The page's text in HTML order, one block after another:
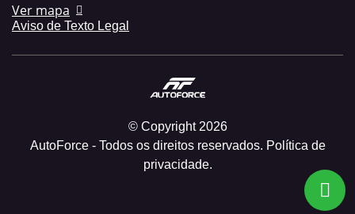
Ver mapa
Aviso de Texto Legal
© Copyright 2026
AutoForce - Todos os direitos reservados. Política de
privacidade.